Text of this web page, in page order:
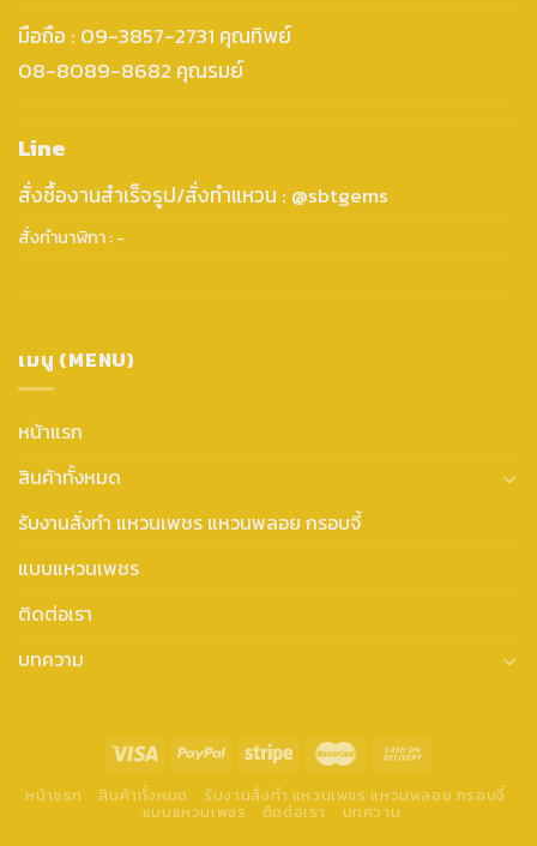
มือถือ : 09-3857-2731 คุณทิพย์
08-8089-8682 คุณรมย์
Line
สั่งซื้องานสำเร็จรูป/สั่งทำแหวน : @sbtgems
สั่งทำนาฬิกา : -
เมนู (MENU)
หน้าแรก
สินค้าทั้งหมด
รับงานสั่งทำ แหวนเพชร แหวนพลอย กรอบจี้
แบบแหวนเพชร
ติดต่อเรา
บทความ
หน้าแรก สินค้าทั้งหมด รับงานสั่งทำ แหวนเพชร แหวนพลอย กรอบจี้
แบบแหวนเพชร ติดต่อเรา บทความ